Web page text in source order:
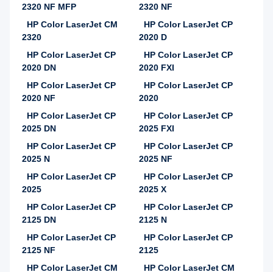
2320 NF MFP
2320 NF
HP Color LaserJet CM
2320
HP Color LaserJet CP
2020 D
HP Color LaserJet CP
2020 DN
HP Color LaserJet CP
2020 FXI
HP Color LaserJet CP
2020 NF
HP Color LaserJet CP
2020
HP Color LaserJet CP
2025 DN
HP Color LaserJet CP
2025 FXI
HP Color LaserJet CP
2025 N
HP Color LaserJet CP
2025 NF
HP Color LaserJet CP
2025
HP Color LaserJet CP
2025 X
HP Color LaserJet CP
2125 DN
HP Color LaserJet CP
2125 N
HP Color LaserJet CP
2125 NF
HP Color LaserJet CP
2125
HP Color LaserJet CM
HP Color LaserJet CM